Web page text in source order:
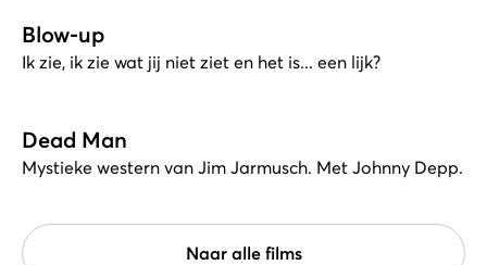
Blow-up
Ik zie, ik zie wat jij niet ziet en het is... een lijk?
Dead Man
Mystieke western van Jim Jarmusch. Met Johnny Depp.
Naar alle films